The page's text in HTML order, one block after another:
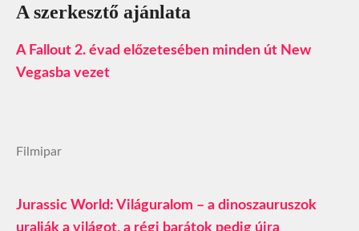
A szerkesztő ajánlata
A Fallout 2. évad előzetesében minden út New
Vegasba vezet
Filmipar
Jurassic World: Világuralom – a dinoszauruszok
uralják a világot, a régi barátok pedig újra